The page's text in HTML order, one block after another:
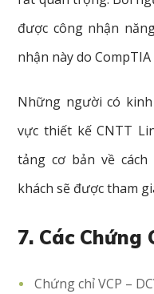
được công nhận
nhận này do CompTIA
Những người có
vực thiết kế CNTT
tảng cơ bản về
khách sẽ được tham
7. Các Chứng
Chứng chỉ VCP –